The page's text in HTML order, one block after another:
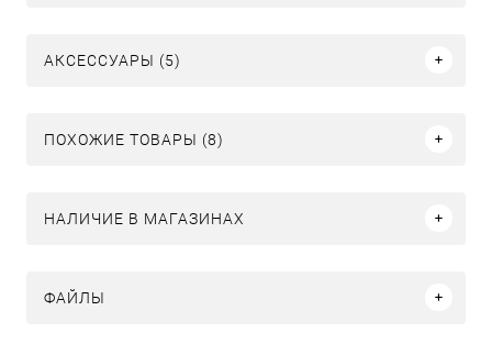
АКСЕССУАРЫ (5)
ПОХОЖИЕ ТОВАРЫ (8)
НАЛИЧИЕ В МАГАЗИНАХ
ФАЙЛЫ